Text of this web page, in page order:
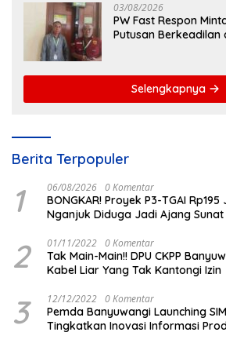
03/08/2026
PW Fast Respon
Putusan Berkeadilan
Selengkapnya
Berita Terpopuler
1 06/08/2026 0 Komentar
BONGKAR! Proyek P3-TGAI
Nganjuk Diduga Jadi Ajang
2 01/11/2022 0 Komentar
Tak Main-Main!! DPU CKPP
Kabel Liar Yang Tak Kantongi Izin
3 12/12/2022 0 Komentar
Pemda Banyuwangi Launching
Tingkatkan Inovasi Informasi